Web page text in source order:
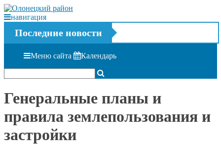
навигация
Последние новости
Меню сайта Календарь
Генеральные планы и
правила землепользования и
застройки